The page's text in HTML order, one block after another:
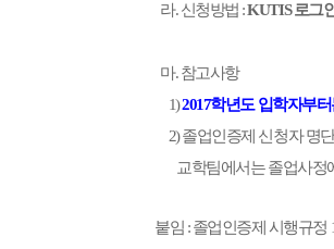
라. 신청방법 :KUTIS 로그
마. 참고사항
1)2017학년도 입학자부
2) 졸업인증제 신청자 명
교학팀에서는 졸업사정
붙임 : 졸업인증제 시행규정